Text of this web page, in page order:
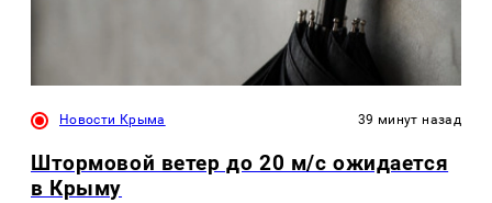
Новости Крыма 39 минут назад
Штормовой ветер до 20 м/с ожидается
в Крыму